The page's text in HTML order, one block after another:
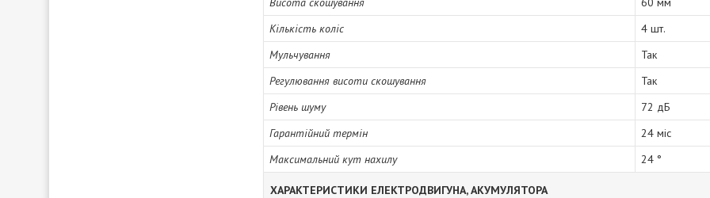
Кількість коліс
4 шт.
Мульчування
Так
Регулювання висоти скошування
Так
Рівень шуму
72 дБ
Гарантійний термін
24 міс
Максимальний кут нахилу
24 °
ХАРАКТЕРИСТИКИ ЕЛЕКТРОДВИГУНА, АКУМУЛЯТОРА